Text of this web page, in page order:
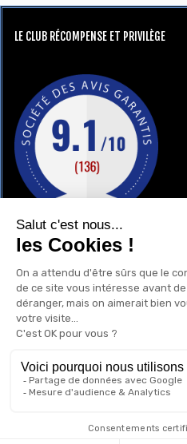
LE CLUB RÉCOMPENSE ET PRIVILÈGE
UN RENSEIGNEMENT ?
POURQUOI ACHETER CHEZ NOUS ?